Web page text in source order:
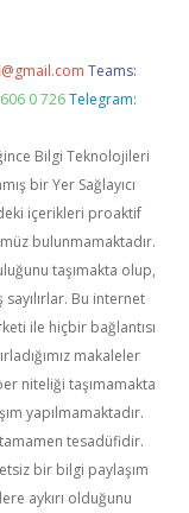
Teams:
0 726 Telegram:
Bilgi Teknolojileri
bir Yer Sağlayıcı
içerikleri proaktif
bulunmamaktadır.
taşımakta olup,
Bu internet
ile hiçbir bağlantısı
makaleler
niteliği taşımamakta
yapılmamaktadır.
tesadüfidir.
bir bilgi paylaşım
aykırı olduğunu